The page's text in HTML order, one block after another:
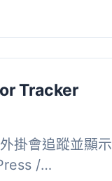
Tracker
掛會追蹤並顯示
/